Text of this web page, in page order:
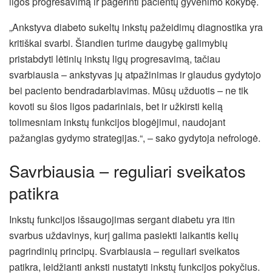
„Ankstyva diabeto sukeltų inkstų pažeidimų diagnostika yra
kritiškai svarbi. Šiandien turime daugybę galimybių
pristabdyti lėtinių inkstų ligų progresavimą, tačiau
svarbiausia – ankstyvas jų atpažinimas ir glaudus gydytojo
bei paciento bendradarbiavimas. Mūsų užduotis – ne tik
kovoti su šios ligos padariniais, bet ir užkirsti kelią
tolimesniam inkstų funkcijos blogėjimui, naudojant
pažangias gydymo strategijas.“, – sako gydytoja nefrologė.
Savrbiausia – reguliari sveikatos
patikra
Inkstų funkcijos išsaugojimas sergant diabetu yra itin
svarbus uždavinys, kurį galima pasiekti laikantis kelių
pagrindinių principų. Svarbiausia – reguliari sveikatos
patikra, leidžianti anksti nustatyti inkstų funkcijos pokyčius.